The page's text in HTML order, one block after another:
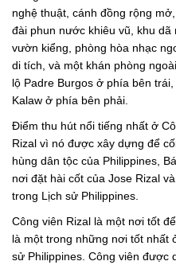
nghệ thuật, cánh đồng rộng
đài phun nước khiêu vũ, khu dã
vườn kiểng, phòng hòa nhạc
di tích, và một khán phòng
lộ Padre Burgos ở phía bên
Kalaw ở phía bên phải.
Điểm thu hút nổi tiếng nhất ở
Rizal vì nó được xây dựng để
hùng dân tộc của Philippines,
nơi đặt hài cốt của Jose Rizal
trong Lịch sử Philippines.
Công viên Rizal là một nơi tốt
là một trong những nơi tốt nhất
sử Philippines. Công viên được